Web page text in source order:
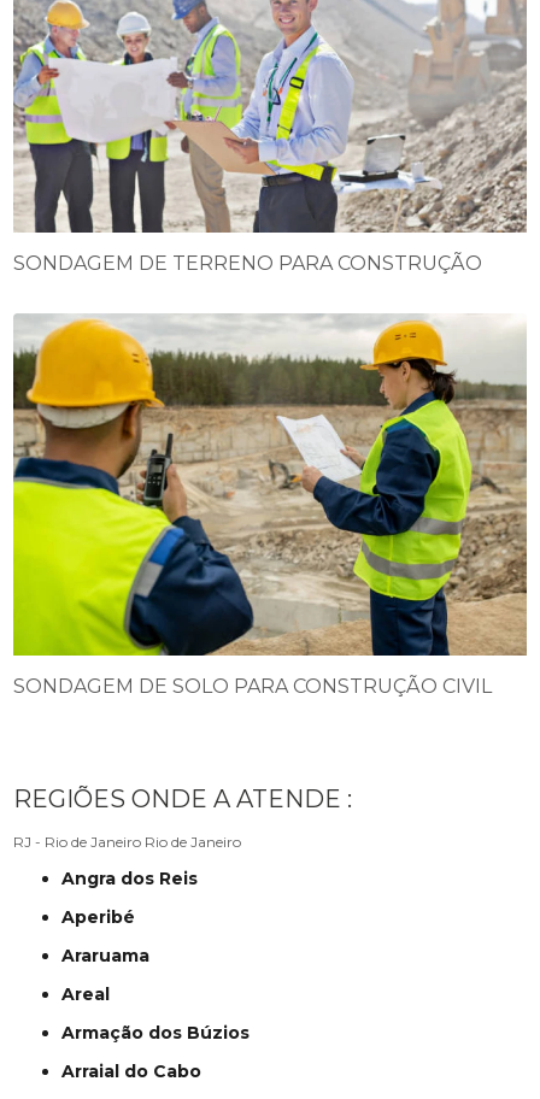
SONDAGEM DE TERRENO PARA CONSTRUÇÃO
SONDAGEM DE SOLO PARA CONSTRUÇÃO CIVIL
REGIÕES ONDE A ATENDE :
RJ - Rio de Janeiro Rio de Janeiro
Angra dos Reis
Aperibé
Araruama
Areal
Armação dos Búzios
Arraial do Cabo